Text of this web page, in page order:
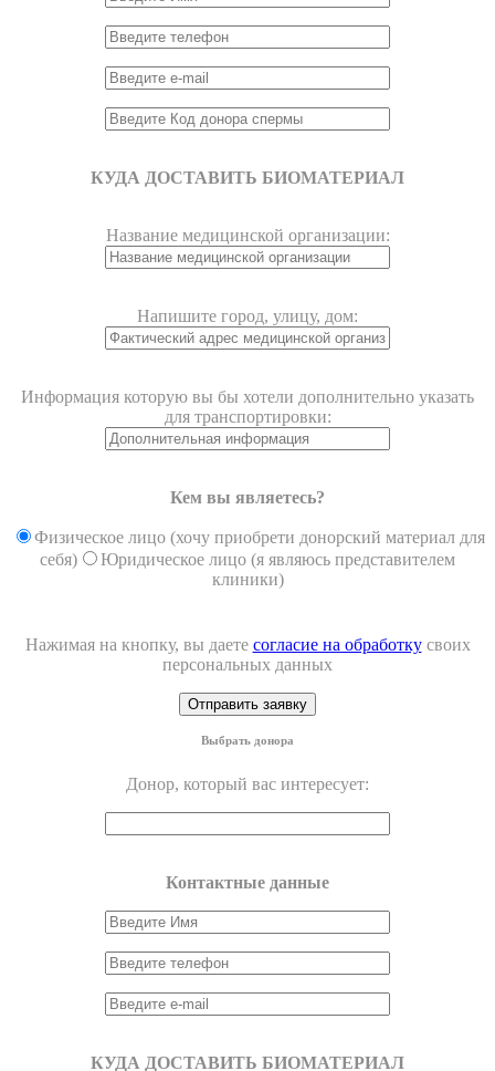
КУДА ДОСТАВИТЬ БИОМАТЕРИАЛ
Название медицинской организации:
Напишите город, улицу, дом:
Информация которую вы бы хотели дополнительно указать
для транспортировки:
Кем вы являетесь?
Физическое лицо (хочу приобрети донорский материал для
себя)
Юридическое лицо (я являюсь представителем
клиники)
Нажимая на кнопку, вы даете согласие на обработкусвоих
персональных данных
Выбрать донора
Донор, который вас интересует:
Контактные данные
КУДА ДОСТАВИТЬ БИОМАТЕРИАЛ